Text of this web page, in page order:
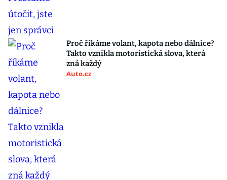
Proč říkáme volant, kapota nebo dálnice?
Takto vznikla motoristická slova, která
zná každý
Auto.cz